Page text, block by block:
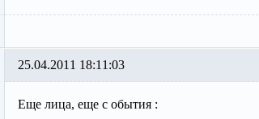
25.04.2011 18:11:03
Еще лица, еще с обытия :